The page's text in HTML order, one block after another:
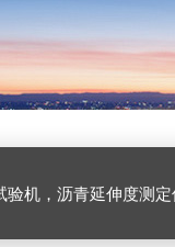
料拌合机，全自动沥青混合料离心式抽提仪，马歇尔电动